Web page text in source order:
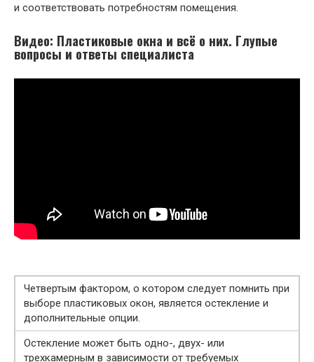
и соответствовать потребностям помещения.
Видео: Пластиковые окна и всё о них. Глупые
вопросы и ответы специалиста
Четвертым фактором, о котором следует помнить при
выборе пластиковых окон, является остекление и
дополнительные опции.
Остекление может быть одно-, двух- или
трехкамерным в зависимости от требуемых